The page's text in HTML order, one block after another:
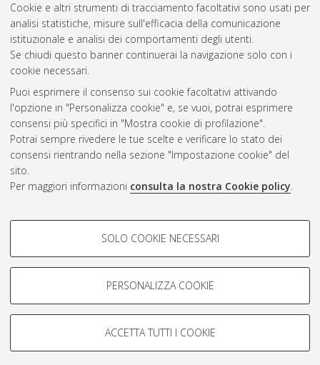
Cookie e altri strumenti di tracciamento facoltativi sono usati per
analisi statistiche, misure sull'efficacia della comunicazione
istituzionale e analisi dei comportamenti degli utenti.
Se chiudi questo banner continuerai la navigazione solo con i
cookie necessari.
Puoi esprimere il consenso sui cookie facoltativi attivando
l'opzione in "Personalizza cookie" e, se vuoi, potrai esprimere
consensi più specifici in "Mostra cookie di profilazione".
Potrai sempre rivedere le tue scelte e verificare lo stato dei
consensi rientrando nella sezione "Impostazione cookie" del
sito.
Per maggiori informazioni consulta la nostra Cookie policy.
COOKIE DI PROFILAZIONE -
Si tratta di cookie utilizzati per analizzare le caratteristiche della
navigazione degli utenti, creare profili in base al loro comportamento
Mostra cookie di profilazione
COOKIE TECNICI - NECESSARI
SOLO COOKIE NECESSARI
PERSONALIZZA COOKIE
ACCETTA TUTTI I COOKIE
Questa lista e' stata generata ilSun Aug 9 20:48:01 2026
Atom
Rss 1.0
Rss 2.0
ISSN: 2038-7946
Impostazioni Cookie
Informativa sulla privacy
Condizioni d’uso del sito